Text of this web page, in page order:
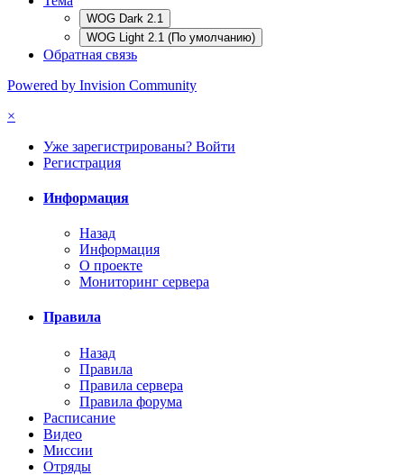
WOG Dark 2.1
WOG Light 2.1 (По умолчанию)
Обратная связь
Powered by Invision Community
×
Уже зарегистрированы? Войти
Регистрация
Информация
Назад
Информация
О проекте
Мониторинг сервера
Правила
Назад
Правила
Правила сервера
Правила форума
Расписание
Видео
Миссии
Отряды